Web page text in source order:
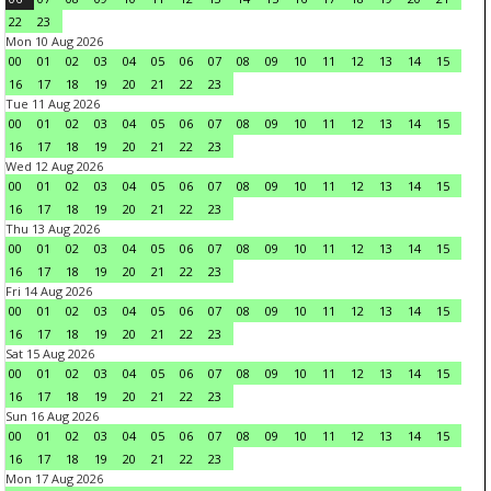
22
23
Mon 10 Aug 2026
00
01 02 03 04 05 06 07 08 09 10 11 12 13 14
15
16
17 18 19 20 21 22
23
Tue 11 Aug 2026
00
01 02 03 04 05 06 07 08 09 10 11 12 13 14
15
16
17 18 19 20 21 22
23
Wed 12 Aug 2026
00
01 02 03 04 05 06 07 08 09 10 11 12 13 14
15
16
17 18 19 20 21 22
23
Thu 13 Aug 2026
00
01 02 03 04 05 06 07 08 09 10 11 12 13 14
15
16
17 18 19 20 21 22
23
Fri 14 Aug 2026
00
01 02 03 04 05 06 07 08 09 10 11 12 13 14
15
16
17 18 19 20 21 22
23
Sat 15 Aug 2026
00
01 02 03 04 05 06 07 08 09 10 11 12 13 14
15
16
17 18 19 20 21 22
23
Sun 16 Aug 2026
00
01 02 03 04 05 06 07 08 09 10 11 12 13 14
15
16
17 18 19 20 21 22
23
Mon 17 Aug 2026